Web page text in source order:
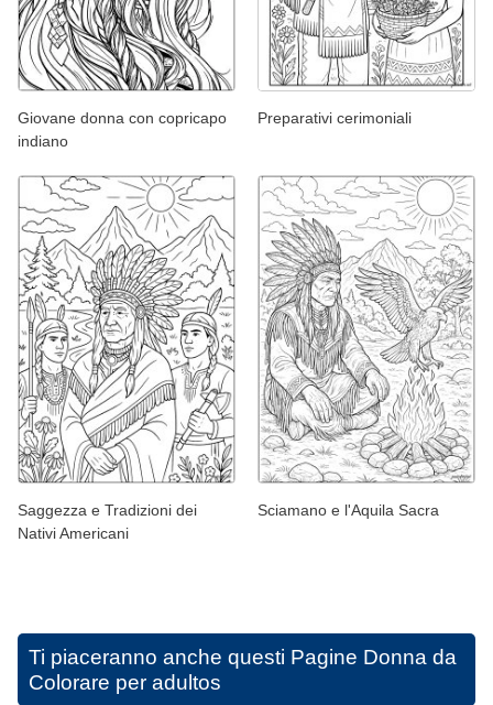
Giovane donna con copricapo
indiano
Preparativi cerimoniali
Saggezza e Tradizioni dei
Nativi Americani
Sciamano e l'Aquila Sacra
Ti piaceranno anche questi Pagine Donna da
Colorare per adultos